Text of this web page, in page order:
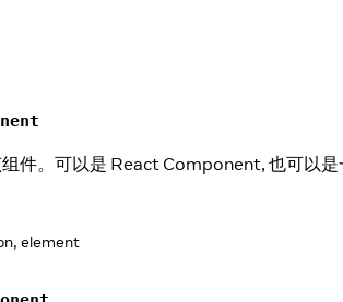
件。可以是 React Component, 也可以
element